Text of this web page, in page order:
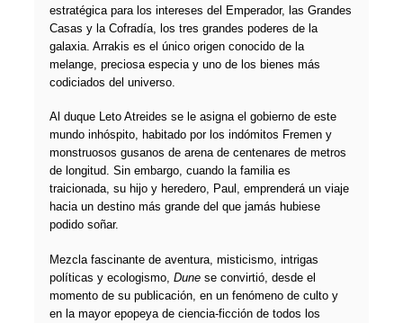
estratégica para los intereses del Emperador, las Grandes
Casas y la Cofradía, los tres grandes poderes de la
galaxia. Arrakis es el único origen conocido de la
melange, preciosa especia y uno de los bienes más
codiciados del universo.
Al duque Leto Atreides se le asigna el gobierno de este
mundo inhóspito, habitado por los indómitos Fremen y
monstruosos gusanos de arena de centenares de metros
de longitud. Sin embargo, cuando la familia es
traicionada, su hijo y heredero, Paul, emprenderá un viaje
hacia un destino más grande del que jamás hubiese
podido soñar.
Mezcla fascinante de aventura, misticismo, intrigas
políticas y ecologismo, Dunese convirtió, desde el
momento de su publicación, en un fenómeno de culto y
en la mayor epopeya de ciencia-ficción de todos los